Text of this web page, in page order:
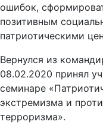
ошибок,
позитивным
патриотическими
Вернулся из
08.02.2020 принял
семинаре
экстремизма и
терроризма».